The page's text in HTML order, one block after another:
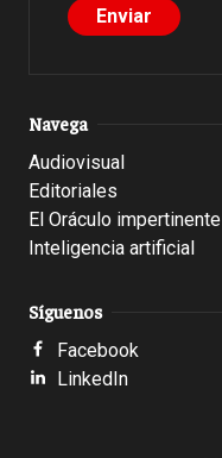
Navega
Audiovisual
Editoriales
El Oráculo impertinente
Inteligencia artificial
Síguenos
Facebook
LinkedIn